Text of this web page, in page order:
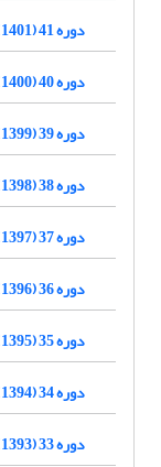
دوره 41 (1401)
دوره 40 (1400)
دوره 39 (1399)
دوره 38 (1398)
دوره 37 (1397)
دوره 36 (1396)
دوره 35 (1395)
دوره 34 (1394)
دوره 33 (1393)